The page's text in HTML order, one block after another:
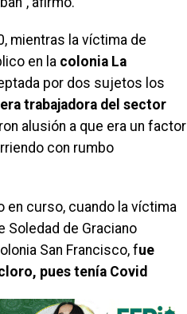
mientras la víctima de
en la colonia La
por dos sujetos los
trabajadora del sector
alusión a que era un factor
con rumbo
en curso, cuando la víctima
Soledad de Graciano
San Francisco, fue
pues tenía Covid